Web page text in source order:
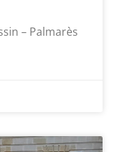
– Palmarès